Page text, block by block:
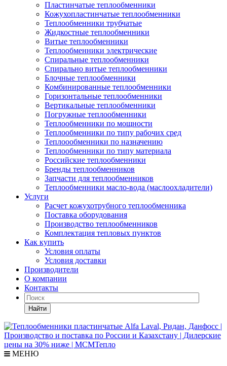
Пластинчатые теплообменники
Кожухопластинчатые теплообменники
Теплообменники трубчатые
Жидкостные теплообменники
Витые теплообменники
Теплообменники электрические
Спиральные теплообменники
Спирально витые теплообменники
Блочные теплообменники
Комбинированные теплообменники
Горизонтальные теплообменники
Вертикальные теплообменники
Погружные теплообменники
Теплообменники по мощности
Теплообменники по типу рабочих сред
Теплоообменники по назначению
Теплообменники по типу материала
Российские теплообменники
Бренды теплообменников
Запчасти для теплообменников
Теплообменники масло-вода (маслоохладители)
Услуги
Расчет кожухотрубного теплообменника
Поставка оборудования
Производство теплообменников
Комплектация тепловых пунктов
Как купить
Условия оплаты
Условия доставки
Производители
О компании
Контакты
Найти
МЕНЮ